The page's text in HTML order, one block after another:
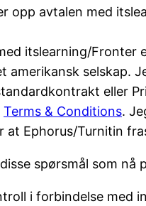
opp avtalen med
itslearning/Fronter
amerikansk selskap.
eller
Terms & Conditions.
Ephorus/Turnitin
spørsmål som nå
i forbindelse med